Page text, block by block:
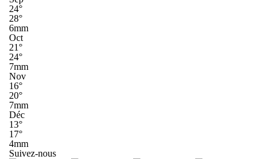
24°
28°
6mm
Oct
21°
24°
7mm
Nov
16°
20°
7mm
Déc
13°
17°
4mm
Suivez-nous